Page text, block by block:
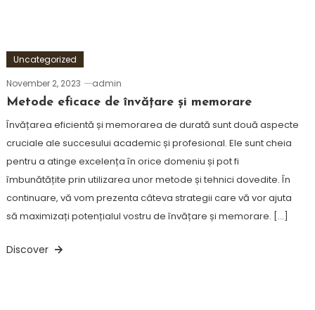
Uncategorized
November 2, 2023
admin
Metode eficace de învățare și memorare
Învățarea eficientă și memorarea de durată sunt două aspecte
cruciale ale succesului academic și profesional. Ele sunt cheia
pentru a atinge excelența în orice domeniu și pot fi
îmbunătățite prin utilizarea unor metode și tehnici dovedite. În
continuare, vă vom prezenta câteva strategii care vă vor ajuta
să maximizați potențialul vostru de învățare și memorare. […]
Discover